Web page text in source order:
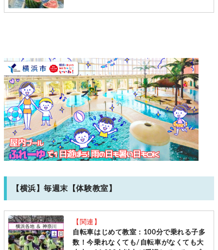
【横浜】毎週末【体験教室】
【関連】
自転車はじめて教室：100分で乗れる子多
数！今乗れなくても/自転車がなくても大